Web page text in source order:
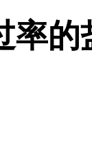
率